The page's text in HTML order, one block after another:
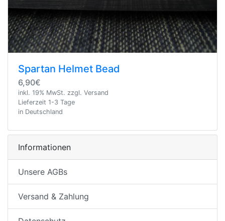
Spartan Helmet Bead
6,90€
inkl. 19% MwSt. zzgl. Versand
Lieferzeit 1-3 Tage
in Deutschland
Informationen
Unsere AGBs
Versand & Zahlung